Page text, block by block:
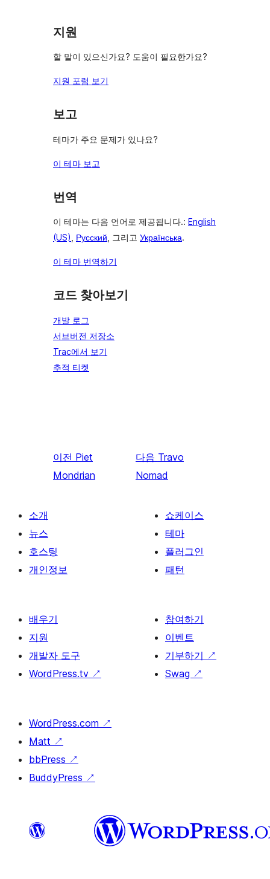
지원
할 말이 있으신가요? 도움이 필요한가요?
지원 포럼 보기
보고
테마가 주요 문제가 있나요?
이 테마 보고
번역
이 테마는 다음 언어로 제공됩니다.: English
(US), Русский, 그리고 Українська.
이 테마 번역하기
코드 찾아보기
개발 로그
서브버전 저장소
Trac에서 보기
추적 티켓
이전 Piet
Mondrian
다음 Travo
Nomad
소개
뉴스
호스팅
개인정보
쇼케이스
테마
플러그인
패턴
배우기
지원
개발자 도구
WordPress.tv ↗
참여하기
이벤트
기부하기 ↗
Swag ↗
WordPress.com ↗
Matt ↗
bbPress ↗
BuddyPress ↗